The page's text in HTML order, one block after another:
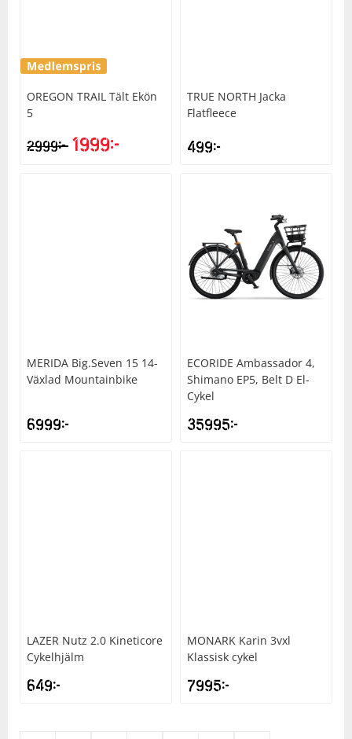
OREGON TRAIL Tält Ekön
5
2999kr Det
1999kr
TRUE NORTH Jacka
Flatfleece
499kr
MERIDA Big.Seven 15 14-
Växlad Mountainbike
6999kr
ECORIDE Ambassador 4,
Shimano EP5, Belt D El-
Cykel
35995kr
LAZER Nutz 2.0 Kineticore
Cykelhjälm
649kr
MONARK Karin 3vxl
Klassisk cykel
7995kr